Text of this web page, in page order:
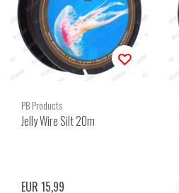
PB Products
Jelly Wire Silt 20m
EUR 15,99